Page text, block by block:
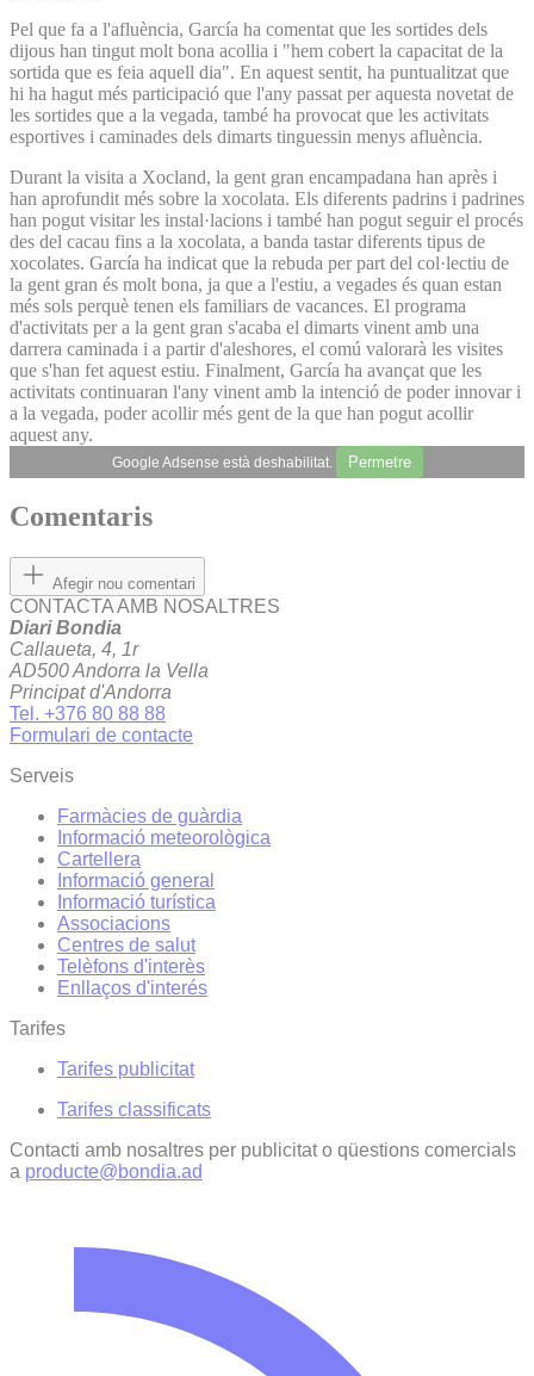
Pel que fa a l'afluència, García ha comentat que les sortides dels
dijous han tingut molt bona acollia i "hem cobert la capacitat de la
sortida que es feia aquell dia". En aquest sentit, ha puntualitzat que
hi ha hagut més participació que l'any passat per aquesta novetat de
les sortides que a la vegada, també ha provocat que les activitats
esportives i caminades dels dimarts tinguessin menys afluència.
Durant la visita a Xocland, la gent gran encampadana han après i
han aprofundit més sobre la xocolata. Els diferents padrins i padrines
han pogut visitar les instal·lacions i també han pogut seguir el procés
des del cacau fins a la xocolata, a banda tastar diferents tipus de
xocolates. García ha indicat que la rebuda per part del col·lectiu de
la gent gran és molt bona, ja que a l'estiu, a vegades és quan estan
més sols perquè tenen els familiars de vacances. El programa
d'activitats per a la gent gran s'acaba el dimarts vinent amb una
darrera caminada i a partir d'aleshores, el comú valorarà les visites
que s'han fet aquest estiu. Finalment, García ha avançat que les
activitats continuaran l'any vinent amb la intenció de poder innovar i
a la vegada, poder acollir més gent de la que han pogut acollir
aquest any.
Google Adsense està deshabilitat. Permetre
Comentaris
Afegir nou comentari
CONTACTA AMB NOSALTRES
Diari Bondia
Callaueta, 4, 1r
AD500 Andorra la Vella
Principat d'Andorra
Tel. +376 80 88 88
Formulari de contacte
Serveis
Farmàcies de guàrdia
Informació meteorològica
Cartellera
Informació general
Informació turística
Associacions
Centres de salut
Telèfons d'interès
Enllaços d'interés
Tarifes
Tarifes publicitat
Tarifes classificats
Contacti amb nosaltres per publicitat o qüestions comercials
a producte@bondia.ad